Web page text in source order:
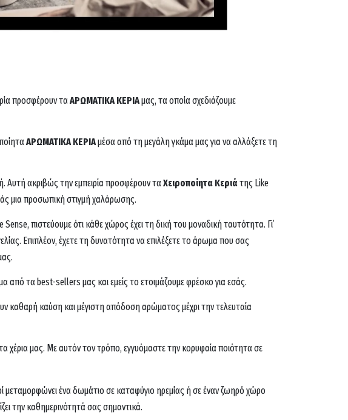
προσφέρουν τα ΑΡΩΜΑΤΙΚΑ ΚΕΡΙΑμας, τα οποία σχεδιάζουμε
ΑΡΩΜΑΤΙΚΑ ΚΕΡΙΑμέσα από τη μεγάλη γκάμα μας για να αλλάξετε τη
Αυτή ακριβώς την εμπειρία προσφέρουν τα Χειροποίητα Κεριάτης Like
μια προσωπική στιγμή χαλάρωσης.
Sense, πιστεύουμε ότι κάθε χώρος έχει τη δική του μοναδική ταυτότητα. Γι’
Επιπλέον, έχετε τη δυνατότητα να επιλέξετε το άρωμα που σας
από τα best-sellers μας και εμείς το ετοιμάζουμε φρέσκο για εσάς.
καθαρή καύση και μέγιστη απόδοση αρώματος μέχρι την τελευταία
χέρια μας. Με αυτόν τον τρόπο, εγγυόμαστε την κορυφαία ποιότητα σε
μεταμορφώνει ένα δωμάτιο σε καταφύγιο ηρεμίας ή σε έναν ζωηρό χώρο
την καθημερινότητά σας σημαντικά.